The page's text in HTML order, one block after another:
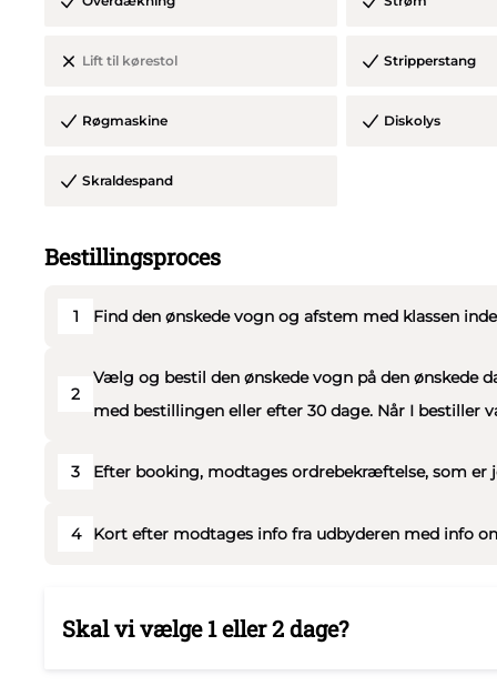
Lift til kørestol Stripperstang
Røgmaskine Diskolys
Skraldespand
Bestillingsproces
1 Find den ønskede vogn og afstem med klassen
2
Vælg og bestil den ønskede vogn på den ønskede
med bestillingen eller efter 30 dage. Når I
3 Efter booking, modtages ordrebekræftelse, som er
4 Kort efter modtages info fra udbyderen med info
Skal vi vælge 1 eller 2 dage?